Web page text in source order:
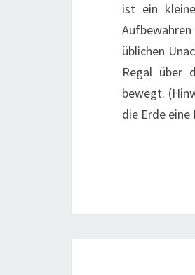
ist ein
üblichen
Regal über
bewegt.
die Erde